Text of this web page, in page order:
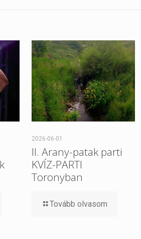
2026-06-01
II. Arany-patak parti
KVÍZ-PARTI
Toronyban
Tovább olvasom